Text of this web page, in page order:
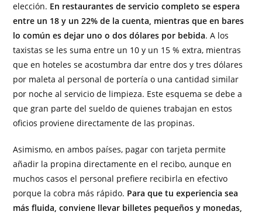
elección. En restaurantes de servicio completo se espera
entre un 18 y un 22% de la cuenta, mientras que en bares
lo común es dejar uno o dos dólares por bebida. A los
taxistas se les suma entre un 10 y un 15 % extra, mientras
que en hoteles se acostumbra dar entre dos y tres dólares
por maleta al personal de portería o una cantidad similar
por noche al servicio de limpieza. Este esquema se debe a
que gran parte del sueldo de quienes trabajan en estos
oficios proviene directamente de las propinas.
Asimismo, en ambos países, pagar con tarjeta permite
añadir la propina directamente en el recibo, aunque en
muchos casos el personal prefiere recibirla en efectivo
porque la cobra más rápido. Para que tu experiencia sea
más fluida, conviene llevar billetes pequeños y monedas,